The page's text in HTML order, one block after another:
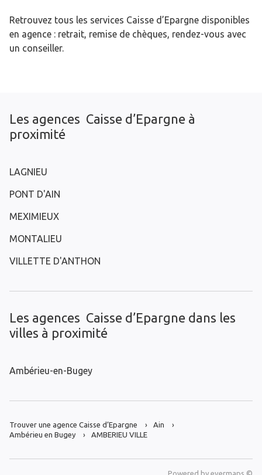
Retrouvez tous les services Caisse d’Epargne disponibles
en agence : retrait, remise de chèques, rendez-vous avec
un conseiller.
Les agences Caisse d’Epargne à
proximité
LAGNIEU
PONT D'AIN
MEXIMIEUX
MONTALIEU
VILLETTE D'ANTHON
Les agences Caisse d’Epargne dans les
villes à proximité
Ambérieu-en-Bugey
Trouver une agence Caisse d’Epargne
Ain
Ambérieu en Bugey
AMBERIEU VILLE